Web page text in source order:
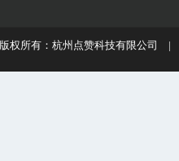
版权所有：杭州点赞科技有限公司